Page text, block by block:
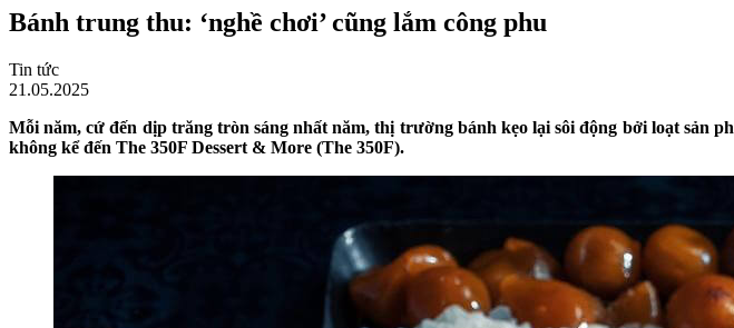
Bánh trung thu: ‘nghề chơi’ cũng lắm công phu
Tin tức
21.05.2025
Mỗi năm, cứ đến dịp trăng tròn sáng nhất năm, thị trường bánh kẹo lại sôi động bởi loạt sản
không kể đến The 350F Dessert & More (The 350F).